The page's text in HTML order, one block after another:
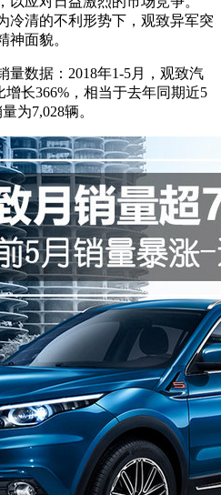
冷清的不利形势下，观致异军突
神面貌。
量数据：2018年1-5月，观致汽
长366%，相当于去年同期近5
为7,028辆。